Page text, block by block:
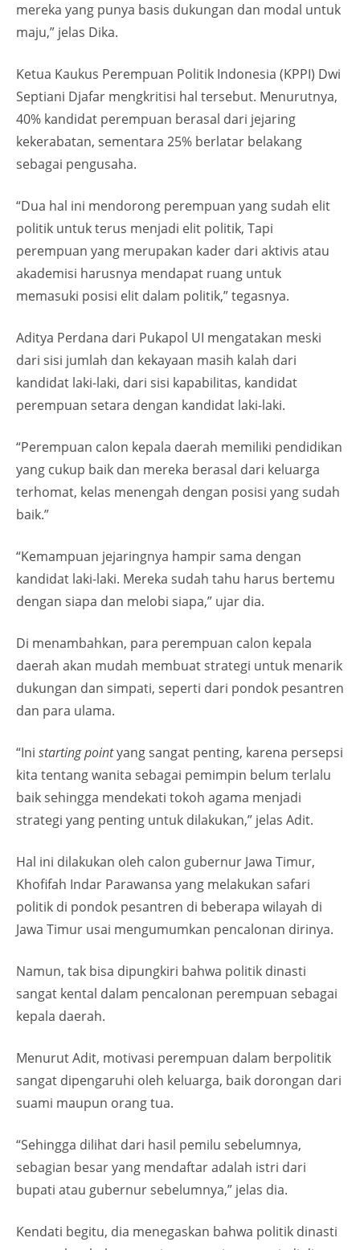
mereka yang punya basis dukungan dan modal untuk
maju,” jelas Dika.
Ketua Kaukus Perempuan Politik Indonesia (KPPI) Dwi
Septiani Djafar mengkritisi hal tersebut. Menurutnya,
40% kandidat perempuan berasal dari jejaring
kekerabatan, sementara 25% berlatar belakang
sebagai pengusaha.
“Dua hal ini mendorong perempuan yang sudah elit
politik untuk terus menjadi elit politik, Tapi
perempuan yang merupakan kader dari aktivis atau
akademisi harusnya mendapat ruang untuk
memasuki posisi elit dalam politik,” tegasnya.
Aditya Perdana dari Pukapol UI mengatakan meski
dari sisi jumlah dan kekayaan masih kalah dari
kandidat laki-laki, dari sisi kapabilitas, kandidat
perempuan setara dengan kandidat laki-laki.
“Perempuan calon kepala daerah memiliki pendidikan
yang cukup baik dan mereka berasal dari keluarga
terhomat, kelas menengah dengan posisi yang sudah
baik.”
“Kemampuan jejaringnya hampir sama dengan
kandidat laki-laki. Mereka sudah tahu harus bertemu
dengan siapa dan melobi siapa,” ujar dia.
Di menambahkan, para perempuan calon kepala
daerah akan mudah membuat strategi untuk menarik
dukungan dan simpati, seperti dari pondok pesantren
dan para ulama.
“Ini starting pointyang sangat penting, karena persepsi
kita tentang wanita sebagai pemimpin belum terlalu
baik sehingga mendekati tokoh agama menjadi
strategi yang penting untuk dilakukan,” jelas Adit.
Hal ini dilakukan oleh calon gubernur Jawa Timur,
Khofifah Indar Parawansa yang melakukan safari
politik di pondok pesantren di beberapa wilayah di
Jawa Timur usai mengumumkan pencalonan dirinya.
Namun, tak bisa dipungkiri bahwa politik dinasti
sangat kental dalam pencalonan perempuan sebagai
kepala daerah.
Menurut Adit, motivasi perempuan dalam berpolitik
sangat dipengaruhi oleh keluarga, baik dorongan dari
suami maupun orang tua.
“Sehingga dilihat dari hasil pemilu sebelumnya,
sebagian besar yang mendaftar adalah istri dari
bupati atau gubernur sebelumnya,” jelas dia.
Kendati begitu, dia menegaskan bahwa politik dinasti